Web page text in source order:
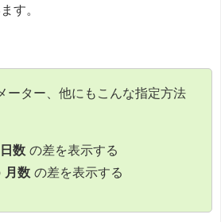
す。
ーター、他にもこんな指定方法
日数 の差を表示する
月数 の差を表示する